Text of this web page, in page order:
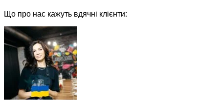
Що про нас кажуть вдячні клієнти: